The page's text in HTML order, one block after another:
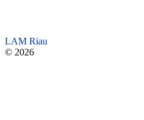
LAM Riau
© 2026